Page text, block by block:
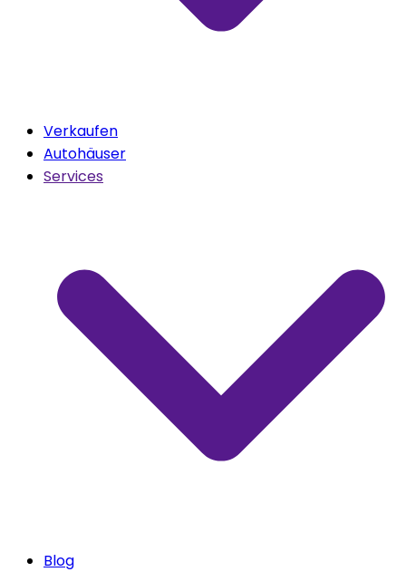
Verkaufen
Autohäuser
Services
Blog